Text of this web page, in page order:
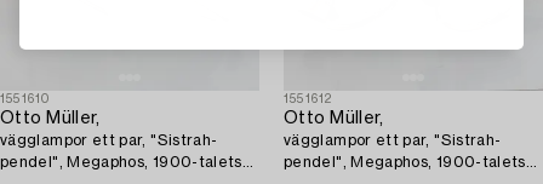
1551610
Otto Müller,
vägglampor ett par, "Sistrah-
pendel", Megaphos, 1900-talets
1551612
Otto Müller,
vägglampor ett par, "Sistrah-
pendel", Megaphos, 1900-talets